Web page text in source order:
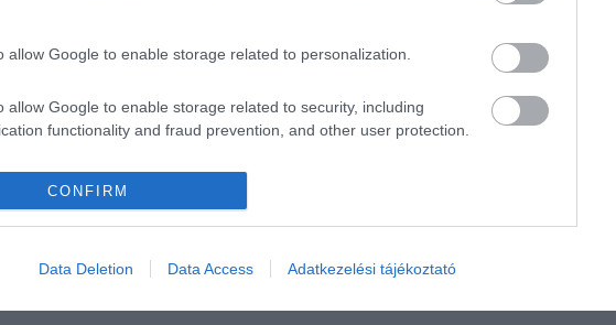
allow Google to enable storage related to personalization.
allow Google to enable storage related to security, including
functionality and fraud prevention, and other user protection.
CONFIRM
Data Deletion Data Access Adatkezelési tájékoztató